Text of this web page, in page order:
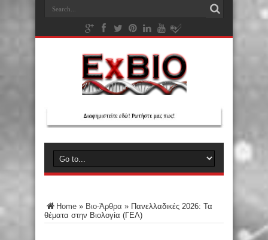
Home » Βιο-Άρθρα » Πανελλαδικές 2026: Τα
θέματα στην Βιολογία (ΓΕΛ)